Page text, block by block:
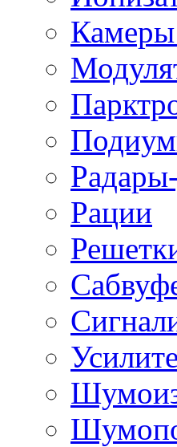
Камеры
Рации